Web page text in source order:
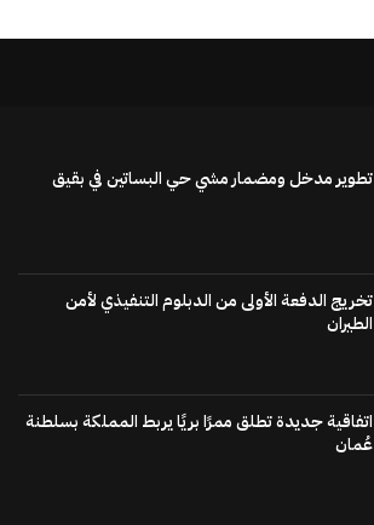
تطوير مدخل ومضمار مشي حي البساتين في بقيق
تخريج الدفعة الأولى من الدبلوم التنفيذي لأمن
الطيران
اتفاقية جديدة تطلق ممرًا بريًا يربط المملكة بسلطنة
عُمان